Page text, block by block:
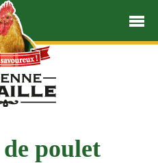
poulet